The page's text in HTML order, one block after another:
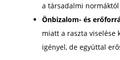
a társadalmi
Önbizalom- és
miatt a raszta viselése
igényel, de egyúttal